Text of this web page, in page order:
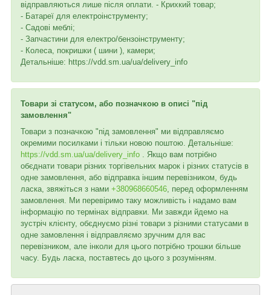
відправляються лише після оплати. - Крихкий товар;
- Батареї для електроінструменту;
- Садові меблі;
- Запчастини для електро/бензоінструменту;
- Колеса, покришки ( шини ), камери;
Детальніше: https://vdd.sm.ua/ua/delivery_info
Товари зі статусом, або позначкою в описі "під
замовлення"
Товари з позначкою "під замовлення" ми відправляємо
окремими посилками і тільки новою поштою. Детальніше:
https://vdd.sm.ua/ua/delivery_info . Якщо вам потрібно
обєднати товари різних торгівельних марок і різних статусів в
одне замовлення, або відправка іншим перевізником, будь
ласка, звяжіться з нами +380968660546 , перед оформленням
замовлення. Ми перевіримо таку можливість і надамо вам
інформацію по термінах відправки. Ми завжди йдемо на
зустріч клієнту, обєднуємо різні товари з різними статусами в
одне замовлення і відправляємо зручним для вас
перевізником, але інколи для цього потрібно трошки більше
часу. Будь ласка, поставтесь до цього з розумінням.